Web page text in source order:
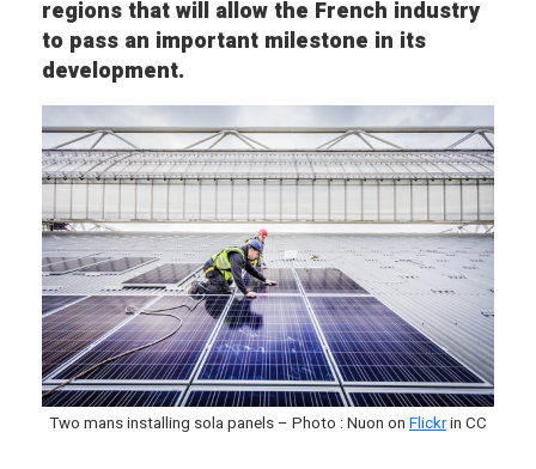
regions that will allow the French industry
to pass an important milestone in its
development.
Two mans installing sola panels – Photo : Nuon on Flickrin CC